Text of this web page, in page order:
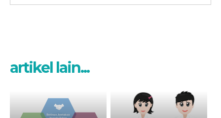
artikel lain...